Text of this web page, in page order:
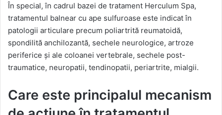
În special, în cadrul bazei de tratament Herculum Spa,
tratamentul balnear cu ape sulfuroase este indicat în
patologii articulare precum poliartrită reumatoidă,
spondilită anchilozantă, sechele neurologice, artroze
periferice și ale coloanei vertebrale, sechele post-
traumatice, neuropatii, tendinopatii, periartrite, mialgii.
Care este principalul mecanism